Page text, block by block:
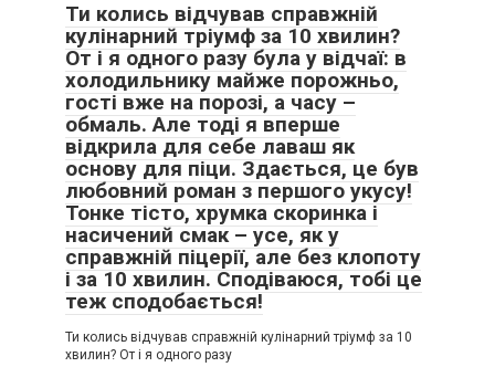
Ти колись відчував справжній
кулінарний тріумф за 10 хвилин?
От і я одного разу була у відчаї: в
холодильнику майже порожньо,
гості вже на порозі, а часу –
обмаль. Але тоді я вперше
відкрила для себе лаваш як
основу для піци. Здається, це був
любовний роман з першого укусу!
Тонке тісто, хрумка скоринка і
насичений смак – усе, як у
справжній піцерії, але без клопоту
і за 10 хвилин. Сподіваюся, тобі це
теж сподобається!
Ти колись відчував справжній кулінарний тріумф за 10
хвилин? От і я одного разу